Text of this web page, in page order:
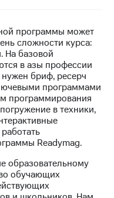
программы может
сложности курса:
На базовой
в азы профессии
бриф, ресерч
программами
программирования
в техники,
Readymag.
образовательному
обучающих